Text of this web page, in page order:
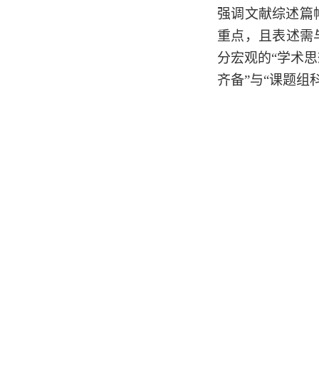
强调 文献综述篇
重点 ，且表述
分宏观的“学术
齐备”与“课题组